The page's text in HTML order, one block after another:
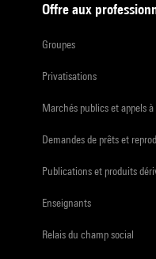
Offre aux
Groupes
Privatisations
Marchés publics et appels
Demandes de prêts et
Publications et produits
Enseignants
Relais du champ social